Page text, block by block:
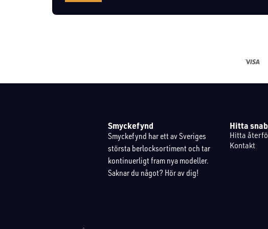
Smyckefynd
Smyckefynd har ett av Sveriges
största berlocksortiment och tar
kontinuerligt fram nya modeller.
Saknar du något? Hör av dig!
Hitta
Hitta
Kontakt